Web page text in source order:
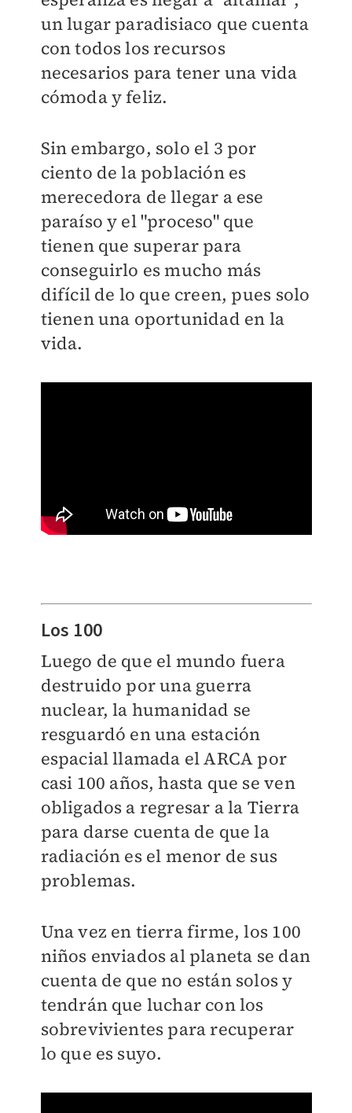
un lugar paradisiaco que cuenta
con todos los recursos
necesarios para tener una vida
cómoda y feliz.
Sin embargo, solo el 3 por
ciento de la población es
merecedora de llegar a ese
paraíso y el "proceso" que
tienen que superar para
conseguirlo es mucho más
difícil de lo que creen, pues solo
tienen una oportunidad en la
vida.
Los 100
Luego de que el mundo fuera
destruido por una guerra
nuclear, la humanidad se
resguardó en una estación
espacial llamada el ARCA por
casi 100 años, hasta que se ven
obligados a regresar a la Tierra
para darse cuenta de que la
radiación es el menor de sus
problemas.
Una vez en tierra firme, los 100
niños enviados al planeta se dan
cuenta de que no están solos y
tendrán que luchar con los
sobrevivientes para recuperar
lo que es suyo.